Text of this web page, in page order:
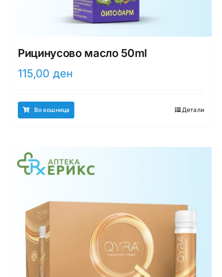
Рицинусово масло 50ml
115,00 ден
Во кошница Детали